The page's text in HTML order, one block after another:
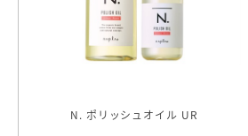
N. ポリッシュオイル UR